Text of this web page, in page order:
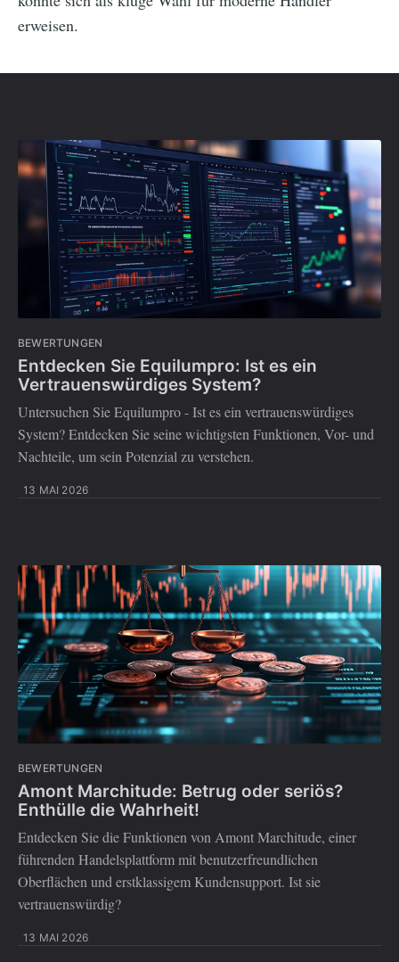
erweisen.
BEWERTUNGEN
Entdecken Sie Equilumpro: Ist es ein
Vertrauenswürdiges System?
Untersuchen Sie Equilumpro - Ist es ein vertrauenswürdiges
System? Entdecken Sie seine wichtigsten Funktionen, Vor- und
Nachteile, um sein Potenzial zu verstehen.
13 MAI 2026
BEWERTUNGEN
Amont Marchitude: Betrug oder seriös?
Enthülle die Wahrheit!
Entdecken Sie die Funktionen von Amont Marchitude, einer
führenden Handelsplattform mit benutzerfreundlichen
Oberflächen und erstklassigem Kundensupport. Ist sie
vertrauenswürdig?
13 MAI 2026